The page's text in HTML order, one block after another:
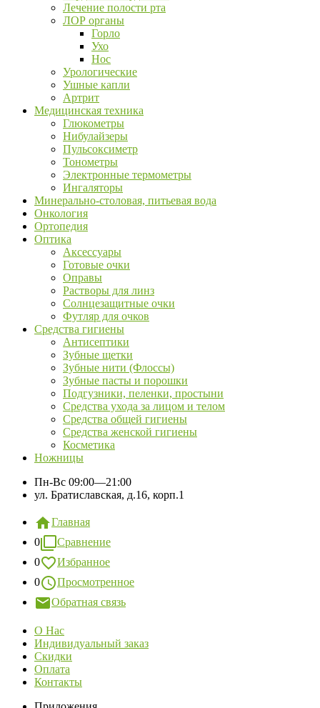
Лечение полости рта
ЛОР органы
Горло
Ухо
Нос
Урологические
Ушные капли
Артрит
Медицинская техника
Глюкометры
Нибулайзеры
Пульсоксиметр
Тонометры
Электронные термометры
Ингаляторы
Минерально-столовая, питьевая вода
Онкология
Ортопедия
Оптика
Аксессуары
Готовые очки
Оправы
Растворы для линз
Солнцезащитные очки
Футляр для очков
Средства гигиены
Антисептики
Зубные щетки
Зубные нити (Флоссы)
Зубные пасты и порошки
Подгузники, пеленки, простыни
Средства ухода за лицом и телом
Средства общей гигиены
Средства женской гигиены
Косметика
Ножницы
Пн-Вс 09:00—21:00
ул. Братиславская, д.16, корп.1
Главная
0
Сравнение
0
Избранное
0
Просмотренное
Обратная связь
О Нас
Индивидуальный заказ
Скидки
Оплата
Контакты